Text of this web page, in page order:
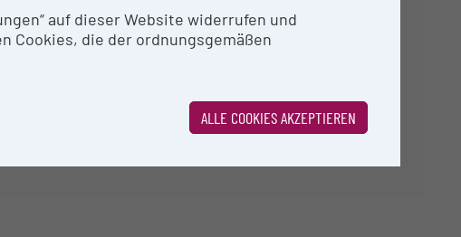
auf dieser Website widerrufen und
Cookies, die der ordnungsgemäßen
ALLE COOKIES AKZEPTIEREN